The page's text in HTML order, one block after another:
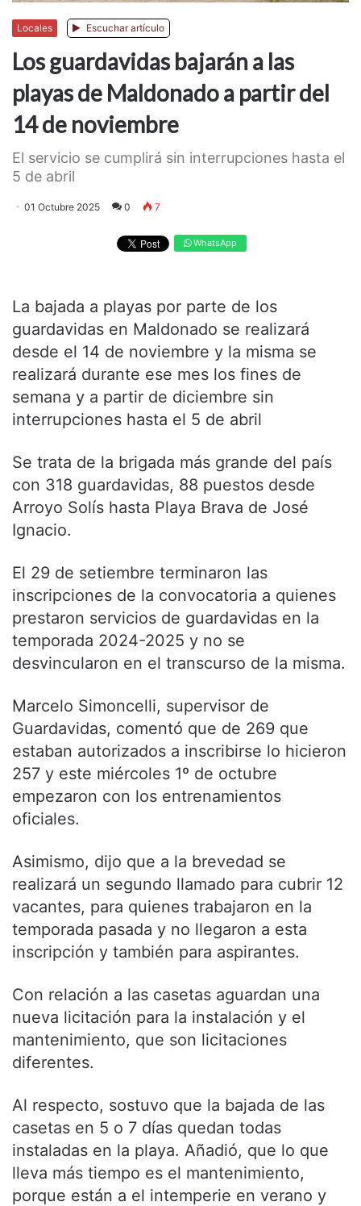
Locales Escuchar artículo
Los guardavidas bajarán a las
playas de Maldonado a partir del
14 de noviembre
El servicio se cumplirá sin interrupciones hasta el
5 de abril
01 Octubre 2025 0 7
WhatsApp
La bajada a playas por parte de los
guardavidas en Maldonado se realizará
desde el 14 de noviembre y la misma se
realizará durante ese mes los fines de
semana y a partir de diciembre sin
interrupciones hasta el 5 de abril
Se trata de la brigada más grande del país
con 318 guardavidas, 88 puestos desde
Arroyo Solís hasta Playa Brava de José
Ignacio.
El 29 de setiembre terminaron las
inscripciones de la convocatoria a quienes
prestaron servicios de guardavidas en la
temporada 2024-2025 y no se
desvincularon en el transcurso de la misma.
Marcelo Simoncelli, supervisor de
Guardavidas, comentó que de 269 que
estaban autorizados a inscribirse lo hicieron
257 y este miércoles 1º de octubre
empezaron con los entrenamientos
oficiales.
Asimismo, dijo que a la brevedad se
realizará un segundo llamado para cubrir 12
vacantes, para quienes trabajaron en la
temporada pasada y no llegaron a esta
inscripción y también para aspirantes.
Con relación a las casetas aguardan una
nueva licitación para la instalación y el
mantenimiento, que son licitaciones
diferentes.
Al respecto, sostuvo que la bajada de las
casetas en 5 o 7 días quedan todas
instaladas en la playa. Añadió, que lo que
lleva más tiempo es el mantenimiento,
porque están a el intemperie en verano y